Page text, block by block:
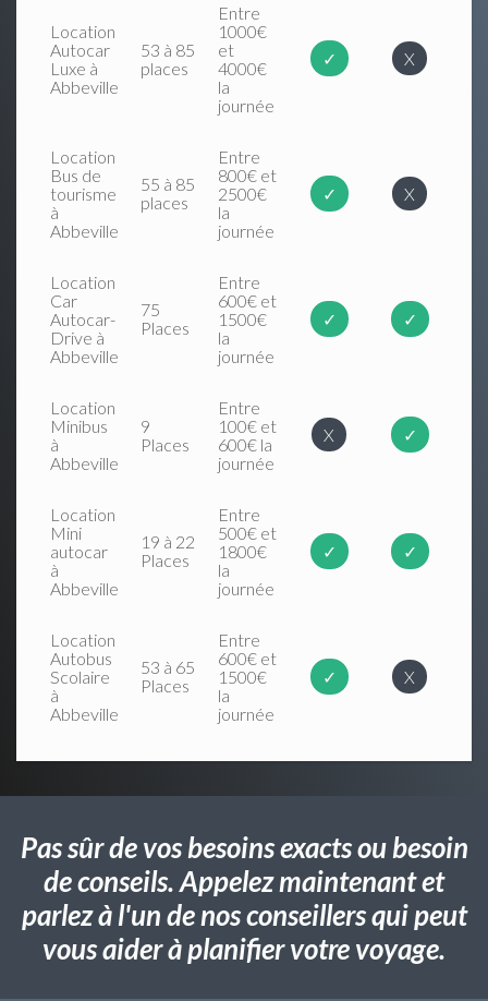
Location
Autocar
Luxe à
Abbeville
53 à 85
places
Entre
1000€
et
4000€
la
journée
✓ X
Location
Bus de
tourisme
à
Abbeville
55 à 85
places
Entre
800€ et
2500€
la
journée
✓ X
Location
Car
Autocar-
Drive à
Abbeville
75
Places
Entre
600€ et
1500€
la
journée
✓ ✓
Location
Minibus
à
Abbeville
9
Places
Entre
100€ et
600€ la
journée
X ✓
Location
Mini
autocar
à
Abbeville
19 à 22
Places
Entre
500€ et
1800€
la
journée
✓ ✓
Location
Autobus
Scolaire
à
Abbeville
53 à 65
Places
Entre
600€ et
1500€
la
journée
✓ X
Pas sûr de vos besoins exacts ou besoin
de conseils. Appelez maintenant et
parlez à l'un de nos conseillers qui peut
vous aider à planifier votre voyage.